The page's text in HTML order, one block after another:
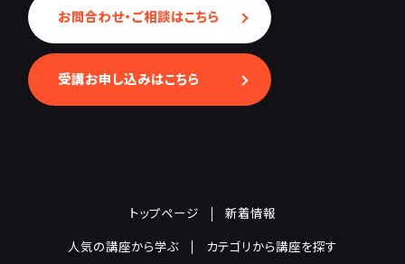
お問合わせ・ご相談はこちら
受講お申し込みはこちら
トップページ 新着情報
人気の講座から学ぶ カテゴリから講座を探す